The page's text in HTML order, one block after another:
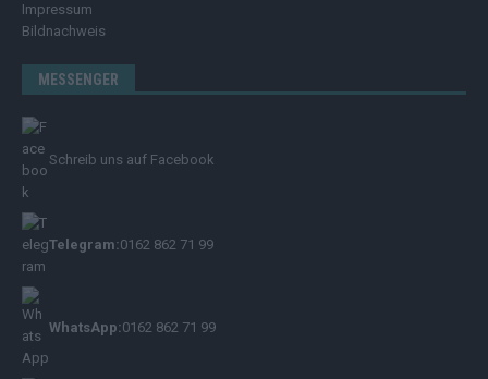
Impressum
Bildnachweis
MESSENGER
Schreib uns auf Facebook
Telegram:0162 862 71 99
WhatsApp:0162 862 71 99